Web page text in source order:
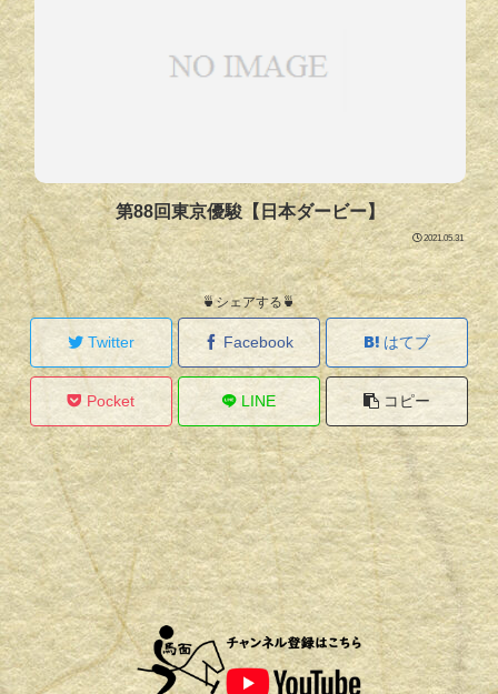
第88回東京優駿【日本ダービー】
2021.05.31
🍵シェアする🍵
Twitter Facebook はてブ
Pocket LINE コピー